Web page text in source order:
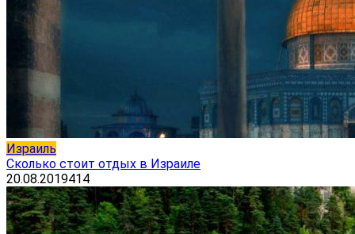
Израиль
Сколько стоит отдых в Израиле
20.08.2019414